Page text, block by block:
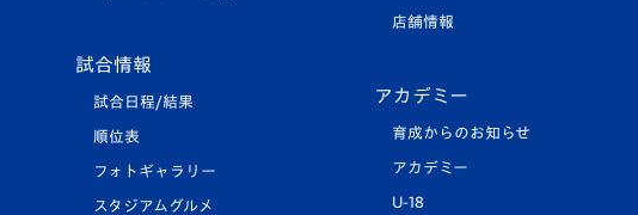
試合情報
試合日程/結果
順位表
フォトギャラリー
スタジアムグルメ
店舗情報
アカデミー
育成からのお知らせ
アカデミー
U-18